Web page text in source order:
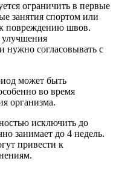
ограничить в первые
занятия спортом или
повреждению швов.
улучшения
нужно согласовывать с
может быть
во время
организма.
исключить до
занимает до 4 недель.
привести к